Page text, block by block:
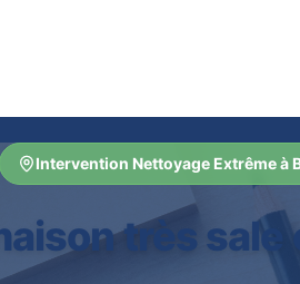
Intervention Nettoyage Extrême à
très sale